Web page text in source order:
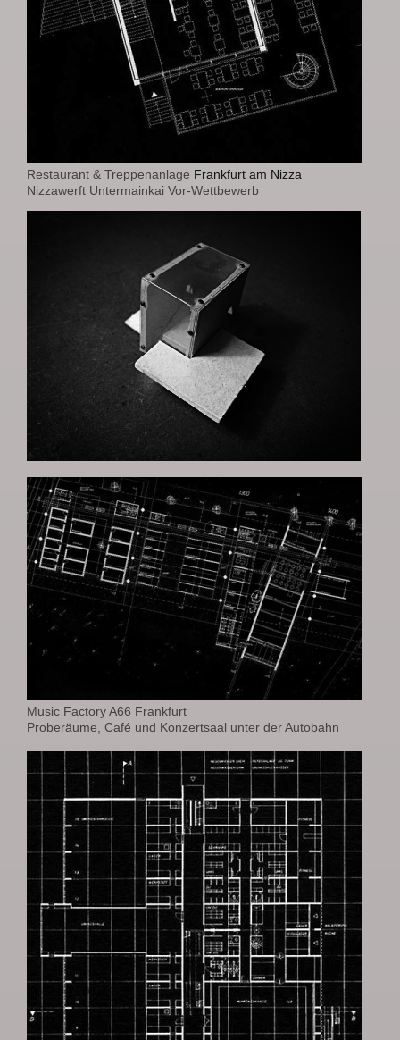
Restaurant & Treppenanlage Frankfurt am Nizza
Nizzawerft Untermainkai Vor-Wettbewerb
Music Factory A66 Frankfurt
Proberäume, Café und Konzertsaal unter der Autobahn